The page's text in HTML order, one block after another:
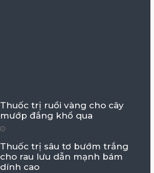
Thuốc trị ruồi vàng cho cây
mướp đắng khổ qua
Thuốc trị sâu tơ bướm trắng
cho rau lưu dẫn mạnh bám
dính cao